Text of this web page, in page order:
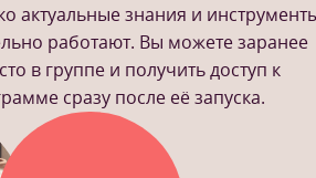
актуальные знания и
работают. Вы можете заранее
в группе и получить доступ к
сразу после её запуска.